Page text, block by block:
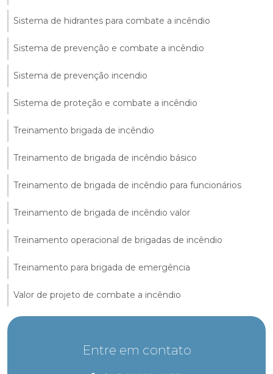
Sistema de hidrantes para combate a incêndio
Sistema de prevenção e combate a incêndio
Sistema de prevenção incendio
Sistema de proteção e combate a incêndio
Treinamento brigada de incêndio
Treinamento de brigada de incêndio básico
Treinamento de brigada de incêndio para funcionários
Treinamento de brigada de incêndio valor
Treinamento operacional de brigadas de incêndio
Treinamento para brigada de emergência
Valor de projeto de combate a incêndio
Entre em contato